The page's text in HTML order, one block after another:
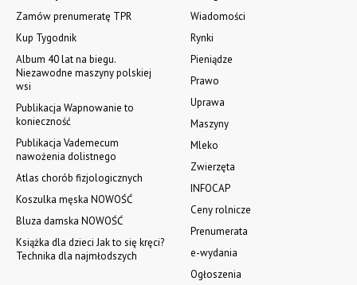
Wiadomości
Rynki
Pieniądze
Prawo
Uprawa
Maszyny
Mleko
Zwierzęta
INFOCAP
Ceny rolnicze
Prenumerata
e-wydania
Ogłoszenia
Zamów prenumeratę TPR
Kup Tygodnik
Album 40 lat na biegu.
Niezawodne maszyny polskiej
wsi
Publikacja Wapnowanie to
konieczność
Publikacja Vademecum
nawożenia dolistnego
Atlas chorób fizjologicznych
Koszulka męska NOWOŚĆ
Bluza damska NOWOŚĆ
Książka dla dzieci Jak to się kręci?
Technika dla najmłodszych